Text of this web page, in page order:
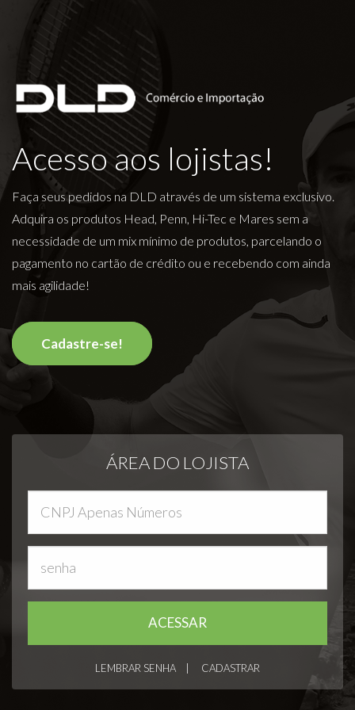
Acesso aos lojistas!
Faça seus pedidos na DLD através de um sistema exclusivo.
Adquira os produtos Head, Penn, Hi-Tec e Mares sem a
necessidade de um mix mínimo de produtos, parcelando o
pagamento no cartão de crédito ou e recebendo com ainda
mais agilidade!
Cadastre-se!
ÁREA DO LOJISTA
LEMBRAR SENHA | CADASTRAR